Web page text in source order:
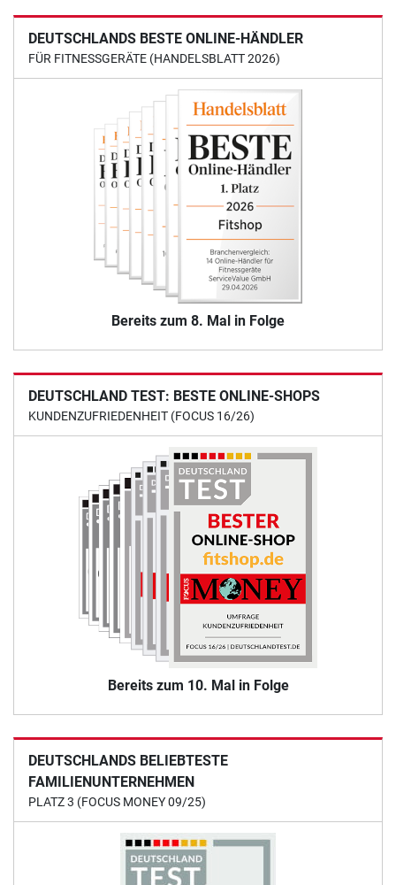
DEUTSCHLANDS BESTE ONLINE-HÄNDLER
FÜR FITNESSGERÄTE (HANDELSBLATT 2026)
Bereits zum 8. Mal in Folge
DEUTSCHLAND TEST: BESTE ONLINE-SHOPS
KUNDENZUFRIEDENHEIT (FOCUS 16/26)
Bereits zum 10. Mal in Folge
DEUTSCHLANDS BELIEBTESTE
FAMILIENUNTERNEHMEN
PLATZ 3 (FOCUS MONEY 09/25)